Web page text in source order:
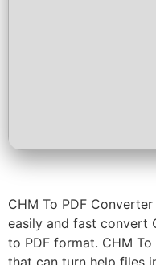
CHM To PDF
easily and fast convert
to PDF format. CHM
that can turn help files